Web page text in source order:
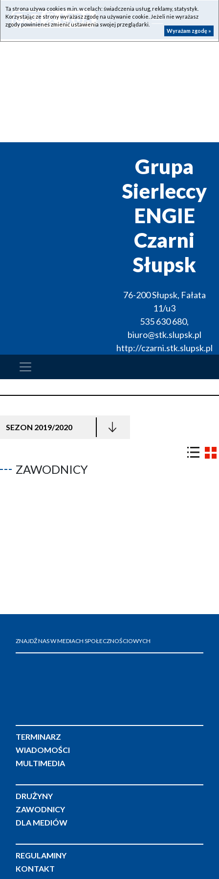
Grupa
Sierleccy
ENGIE
Czarni
Słupsk
76-200Słupsk, Fałata
11/u3
535 630 680,
biuro@stk.slupsk.pl
http://czarni.stk.slupsk.pl
SEZON 2019/2020
ZAWODNICY
ZNAJDŹ NAS W MEDIACH SPOŁECZNOŚCIOWYCH
TERMINARZ
WIADOMOŚCI
MULTIMEDIA
DRUŻYNY
ZAWODNICY
DLA MEDIÓW
REGULAMINY
KONTAKT
Ta strona używa cookies m.in. w celach: świadczenia usług, reklamy, statystyk.
Korzystając ze strony wyrażasz zgodę na używanie cookie. Jeżeli nie wyrażasz
zgody powinieneś zmienić ustawienia swojej przeglądarki.
Wyrażam zgodę »